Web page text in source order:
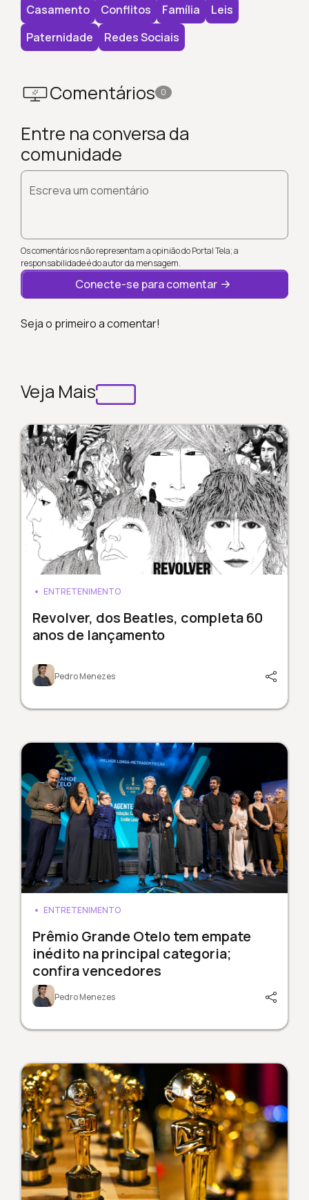
Casamento Conflitos Família
Leis
Paternidade
Redes Sociais
Comentários 0
Entre na conversa da
comunidade
Escreva um comentário
Os comentários não representam a opinião do Portal Tela; a
responsabilidade é do autor da mensagem.
Conecte-se para comentar
Seja o primeiro a comentar!
Veja Mais
ENTRETENIMENTO
Revolver, dos Beatles, completa 60
anos de lançamento
Pedro Menezes
ENTRETENIMENTO
Prêmio Grande Otelo tem empate
inédito na principal categoria;
confira vencedores
Pedro Menezes